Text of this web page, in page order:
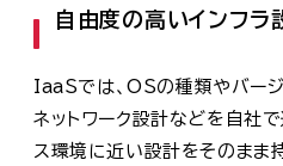
自由度の高いインフラ
IaaSでは、OSの種類やバージ
ネットワーク設計などを自社
ス環境に近い設計をそのまま